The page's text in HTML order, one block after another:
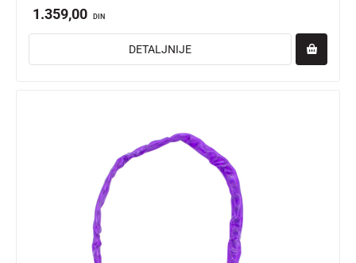
1.359,00 DIN
DETALJNIJE